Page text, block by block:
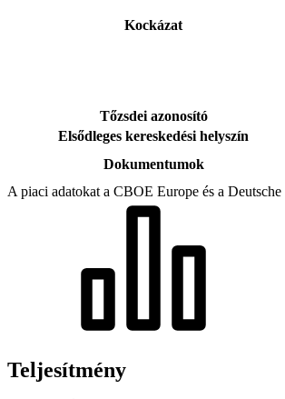
Kockázat
Tőzsdei azonosító
Elsődleges kereskedési helyszín
Dokumentumok
A piaci adatokat a CBOE Europe és a
Teljesítmény